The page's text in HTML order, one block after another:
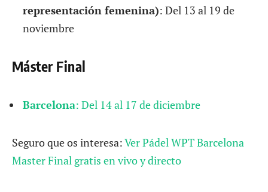
representación femenina): Del 13 al 19 de
noviembre
Máster Final
Barcelona: Del 14 al 17 de diciembre
Seguro que os interesa:Ver Pádel WPT Barcelona
Master Final gratis en vivo y directo